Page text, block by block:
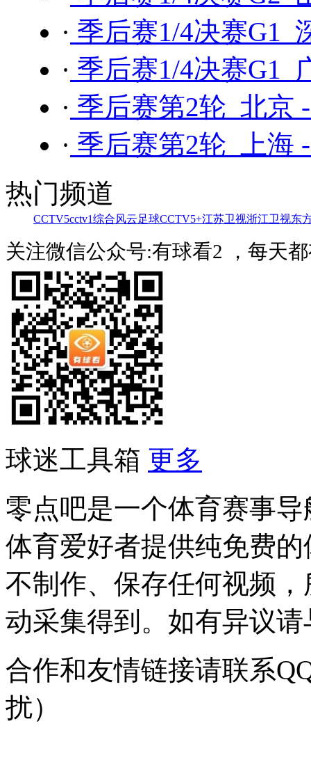
· 季后赛1/4决赛G1
· 季后赛1/4决赛G1
· 季后赛第2轮 北京
· 季后赛第2轮 上海
热门频道
CCTV5cctv1综合风云足球CCTV5+江苏卫视浙江卫视东
关注微信公众号:有球看2 ，每天
球迷工具箱 更多
零点吧是一个体育赛事
体育爱好者提供纯免费
不制作、保存任何视频
动采集得到。如有异议
合作和友情链接请联系
扰）